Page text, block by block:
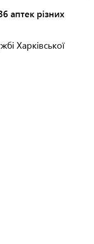
аптек різних
Харківської